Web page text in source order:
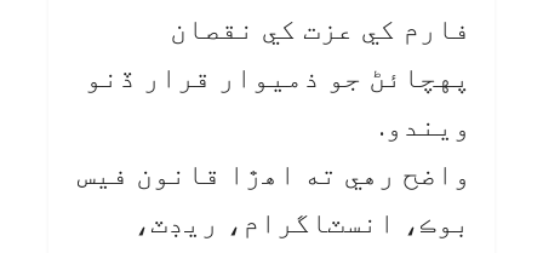
فارم کي عزت کي نقصان
پهچائڻ جو ذميوار قرار ڏنو
ويندو.
واضح رهي ته اهڙا قانون فيس
بوڪ، انسٽاگرام، ريڊٽ،